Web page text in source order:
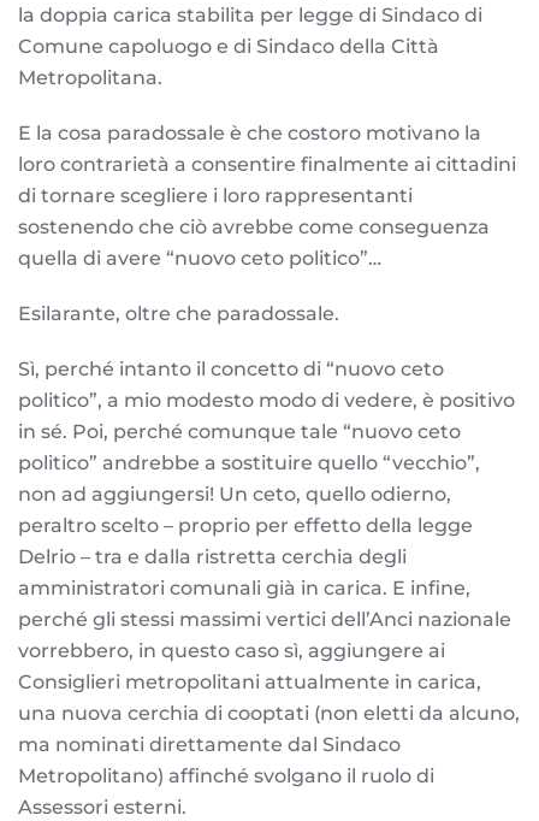
la doppia carica stabilita per legge di Sindaco di
Comune capoluogo e di Sindaco della Città
Metropolitana.
E la cosa paradossale è che costoro motivano la
loro contrarietà a consentire finalmente ai cittadini
di tornare scegliere i loro rappresentanti
sostenendo che ciò avrebbe come conseguenza
quella di avere “nuovo ceto politico”…
Esilarante, oltre che paradossale.
Sì, perché intanto il concetto di “nuovo ceto
politico”, a mio modesto modo di vedere, è positivo
in sé. Poi, perché comunque tale “nuovo ceto
politico” andrebbe a sostituire quello “vecchio”,
non ad aggiungersi! Un ceto, quello odierno,
peraltro scelto – proprio per effetto della legge
Delrio – tra e dalla ristretta cerchia degli
amministratori comunali già in carica. E infine,
perché gli stessi massimi vertici dell’Anci nazionale
vorrebbero, in questo caso sì, aggiungere ai
Consiglieri metropolitani attualmente in carica,
una nuova cerchia di cooptati (non eletti da alcuno,
ma nominati direttamente dal Sindaco
Metropolitano) affinché svolgano il ruolo di
Assessori esterni.